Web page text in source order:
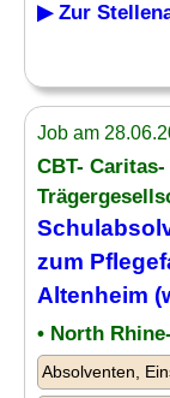
▶ Zur
Job am
CBT-
zum
Altenheim
• North
Absolventen,